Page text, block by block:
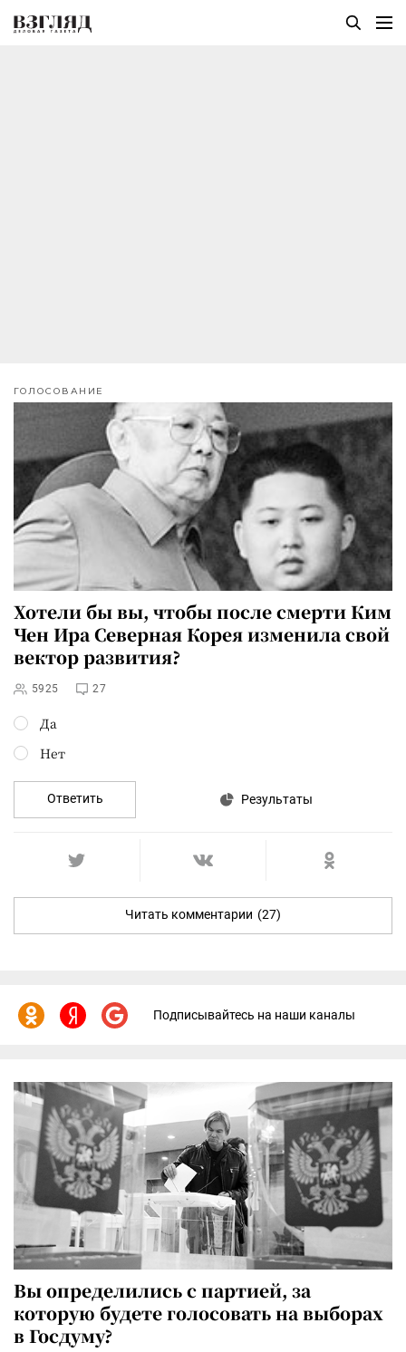
ГОЛОСОВАНИЕ
Хотели бы вы, чтобы послесмерти Ким
Чен ИраСеверная Корея изменила свой
вектор развития?
5925 27
Да
Нет
Ответить Результаты
Читать комментарии (27)
Подписывайтесь на наши каналы
Вы определились с партией, за
которую будете голосовать на выборах
в Госдуму?